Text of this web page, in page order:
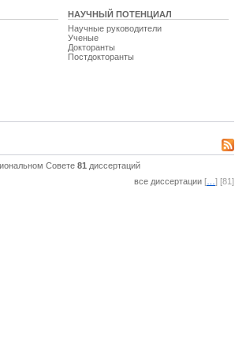
НАУЧНЫЙ ПОТЕНЦИАЛ
Научные руководители
Ученые
Докторанты
Постдокторанты
Совете 81 диссертаций
все диссертации [ ] [81]